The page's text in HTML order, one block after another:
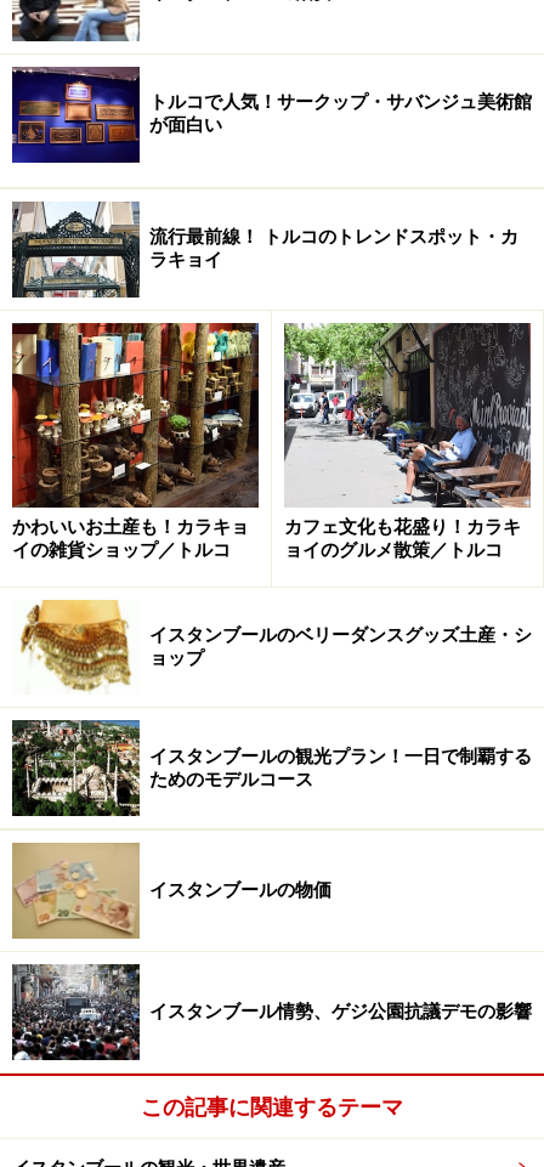
入口は思ったより小さいものの、内部が広いので出口はまた
別の場所に
東ローマ帝国時代の6世紀頃、ユスティニアヌス1世によ
って建設されたこの建物はオスマントルコ帝国時代に再
発見され、トプカプ宮殿へも水を供給するようになりま
す。その後再び放置されますが1985年にイスタンブール
市によって改めて修復され、1987年より一般公開を開
始。貯水池としてはもっと広さがあり、この辺り一帯の
建物の地下とつながっているという説もあるとか。
柱は全て高さ9メートルで、4メートルおきに28本並んで
おり、これが12列あるので全部で336本。柱の中には帝
国内のあちこちから持ち込まれた再利用モノも含まれて
いるため、種類も色々あり、それがまたエキゾチックな
雰囲気をもたらしています。
地下宮殿の見どころ
その魔力を封じ込めたかったのか、逆向きに据え付けられた
トルコで人気！サークップ・サバンジュ美術館
が面白い
流行最前線！ トルコのトレンドスポット・カ
ラキョイ
かわいいお土産も！カラキョ
イの雑貨ショップ／トルコ
カフェ文化も花盛り！カラキ
ョイのグルメ散策／トルコ
イスタンブールのベリーダンスグッズ土産・シ
ョップ
イスタンブールの観光プラン！一日で制覇する
ためのモデルコース
イスタンブールの物価
イスタンブール情勢、ゲジ公園抗議デモの影響
この記事に関連するテーマ